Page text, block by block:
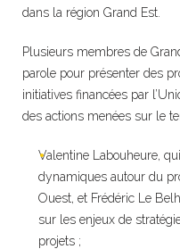
dans la région Grand Est.
Plusieurs membres de
parole pour présenter des
initiatives financées par
des actions menées sur le
Valentine Labouheure,
dynamiques autour du
Ouest, et Frédéric Le
sur les enjeux de
projets ;